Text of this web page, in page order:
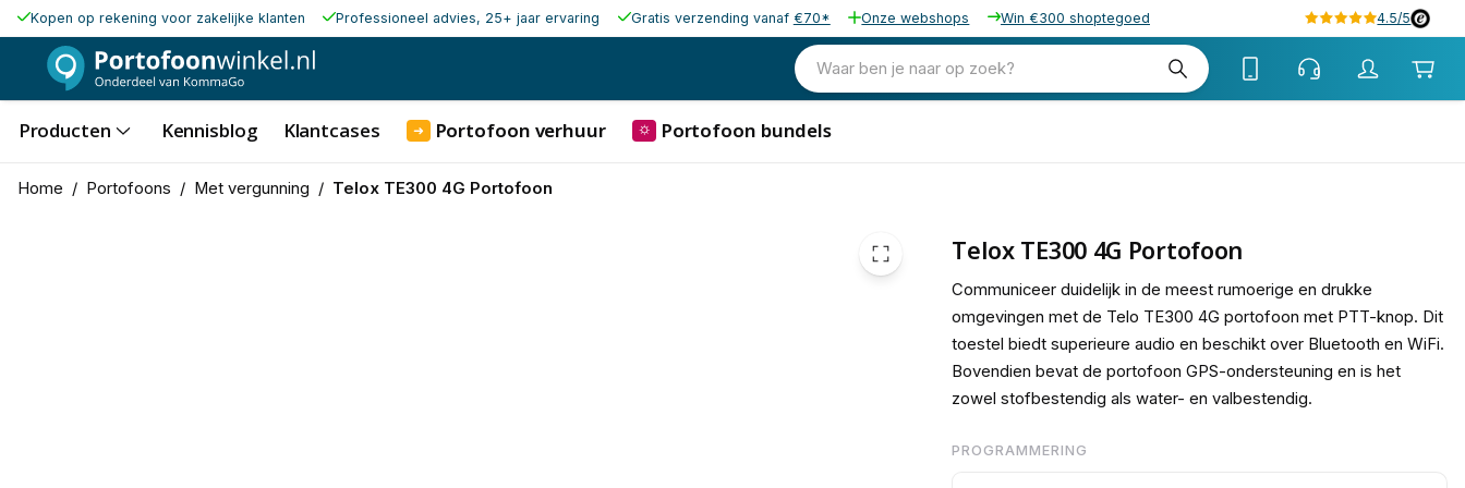
Kopen op rekening voor zakelijke klanten Professioneel advies, 25+ jaar ervaring Gratis verzending vanaf €70* Onze webshops Win €300 shoptegoed 4.5/5
Waar ben je naar op zoek?
Producten Kennisblog Klantcases ➜ Portofoon verhuur ⛭ Portofoon bundels
Home / Portofoons / Met vergunning / Telox TE300 4G Portofoon
Telox TE300 4G Portofoon
Communiceer duidelijk in de meest rumoerige en drukke
omgevingen met de Telo TE300 4G portofoon met PTT-knop. Dit
toestel biedt superieure audio en beschikt over Bluetooth en WiFi.
Bovendien bevat de portofoon GPS-ondersteuning en is het
zowel stofbestendig als water- en valbestendig.
PROGRAMMERING
99,00 excl. btw
119,79 incl. btw